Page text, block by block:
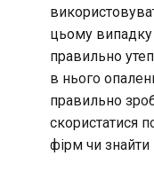
цьому випадку
правильно
в нього
правильно
скористатися
фірм чи знайти